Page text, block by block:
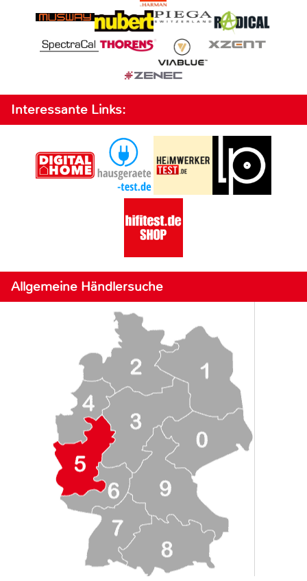
Interessante Links:
Allgemeine Händlersuche